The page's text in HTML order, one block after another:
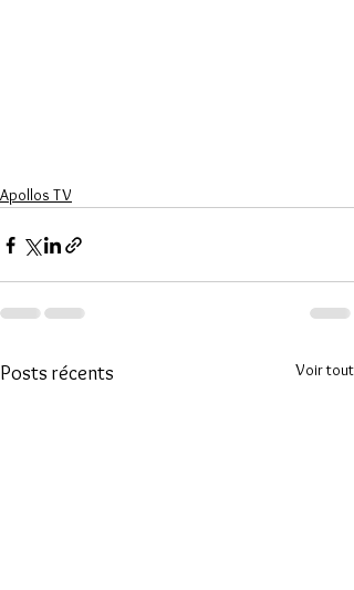
Apollos TV
Posts récents Voir tout